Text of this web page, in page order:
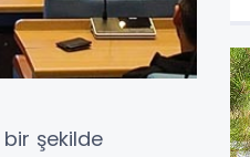
şekilde